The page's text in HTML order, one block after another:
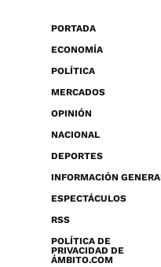
PORTADA
ECONOMÍA
POLÍTICA
MERCADOS
OPINIÓN
NACIONAL
DEPORTES
INFORMACIÓN
ESPECTÁCULOS
RSS
POLÍTICA DE
PRIVACIDAD DE
ÁMBITO.COM